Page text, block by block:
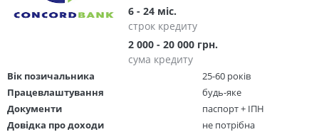
6 - 24 міс.
строк кредиту
2 000 - 20 000 грн.
сума кредиту
Вік позичальника
25-60 років
Працевлаштування
будь-яке
Документи
паспорт + ІПН
Довідка про доходи
не потрібна